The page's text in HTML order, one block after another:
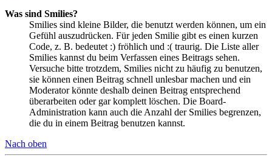
Was sind Smilies?
Smilies sind kleine Bilder, die benutzt werden können, um ein
Gefühl auszudrücken. Für jeden Smilie gibt es einen kurzen
Code, z. B. bedeutet :) fröhlich und :( traurig. Die Liste aller
Smilies kannst du beim Verfassen eines Beitrags sehen.
Versuche bitte trotzdem, Smilies nicht zu häufig zu benutzen,
sie können einen Beitrag schnell unlesbar machen und ein
Moderator könnte deshalb deinen Beitrag entsprechend
überarbeiten oder gar komplett löschen. Die Board-
Administration kann auch die Anzahl der Smilies begrenzen,
die du in einem Beitrag benutzen kannst.
Nach oben